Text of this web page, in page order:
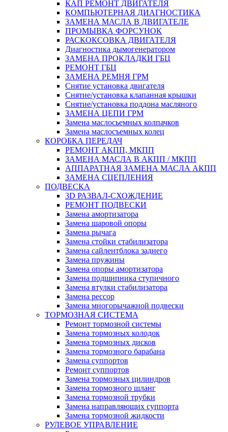
КАП РЕМОНТ ДВИГАТЕЛЯ
КОМПЬЮТЕРНАЯ ДИАГНОСТИКА
ЗАМЕНА МАСЛА В ДВИГАТЕЛЕ
ПРОМЫВКА ФОРСУНОК
РАСКОКСОВКА ДВИГАТЕЛЯ
Диагностика дымогенератором
ЗАМЕНА ПРОКЛАДКИ ГБЦ
РЕМОНТ ГБЦ
ЗАМЕНА РЕМНЯ ГРМ
Снятие установка двигателя
Cнятие/установка клапанная крышки
Cнятие/установка поддона масляного
ЗАМЕНА ЦЕПИ ГРМ
Замена маслосьемных колпачков
Замена маслосъемных колец
КОРОБКА ПЕРЕДАЧ
РЕМОНТ АКПП, МКПП
ЗАМЕНА МАСЛА В АКПП / МКПП
АППАРАТНАЯ ЗАМЕНА МАСЛА АКПП
ЗАМЕНА СЦЕПЛЕНИЯ
ПОДВЕСКА
3D РАЗВАЛ-СХОЖДЕНИЕ
РЕМОНТ ПОДВЕСКИ
Замена амортизатора
Замена шаровой опоры
Замена рычага
Замена стойки стабилизатора
Замена сайлентблока заднего
Замена пружины
Замена опоры амортизатора
Замена подшипника ступичного
Замена втулки стабилизатора
Замена рессор
Замена многорычажной подвески
ТОРМОЗНАЯ СИСТЕМА
Ремонт тормозной системы
Замена тормозных колодок
Замена тормозных дисков
Замена тормозного барабана
Замена суппортов
Ремонт суппортов
Замена тормозных цилиндров
Замена тормозного шланг
Замена тормозной трубки
Замена направляющих суппорта
Замена тормозной жидкости
РУЛЕВОЕ УПРАВЛЕНИЕ